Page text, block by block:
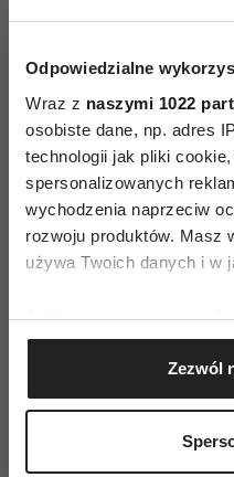
Odpowiedzialne
Wraz z naszymi 1022
osobiste dane, np. adres
technologii jak pliki
spersonalizowanych
wychodzenia naprzeciw
rozwoju produktów. Masz
używa Twoich danych i w
Jeśli wyrazisz na to
Gromadzić dane
geograficznej z
Identyfikować
(fingerprinting, czyli
Zezwól
dodatkowo dostarczą
błonnika, witamin
wzmacniających
jednak nie
bez filiżanki kawy,
gotowanej lub
Kolejnym elementem
a nawet szczyptą
rozgrzewająco, ale
Czytaj także:
kawy – poprawiają